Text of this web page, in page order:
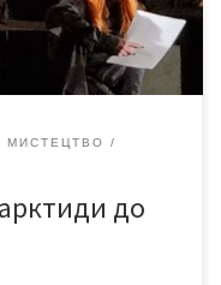
МИСТЕЦТВО
до